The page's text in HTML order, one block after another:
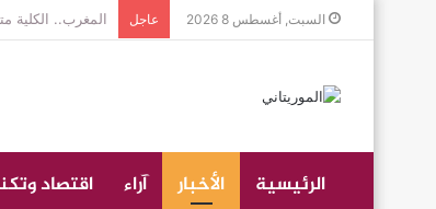
السبت, أغسطس 8 2026 عاجل جموع غفيرة
الرئيسية الأخبار آراء اقتصاد